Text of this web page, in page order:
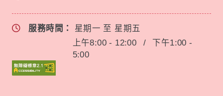
服務時間： 星期一 至 星期五
上午8:00 - 12:00
/
下午1:00 -
5:00